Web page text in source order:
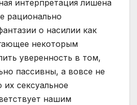
интерпретация лишена
рационально
о насилии как
некоторым
уверенность в том,
пассивны, а вовсе не
их сексуальное
нашим